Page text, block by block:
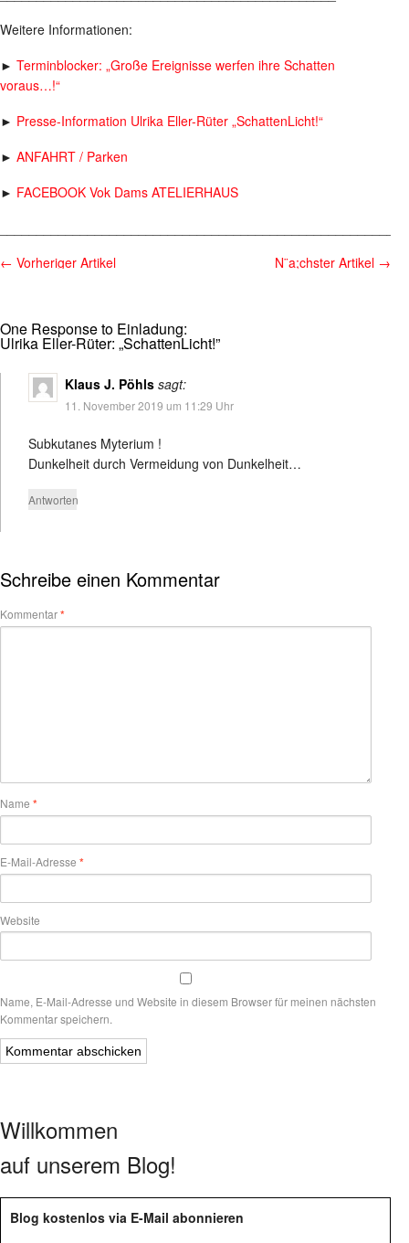
Weitere Informationen:
► Terminblocker: „Große Ereignisse werfen ihre Schatten
voraus…!“
► Presse-Information Ulrika Eller-Rüter „SchattenLicht!“
► ANFAHRT / Parken
► FACEBOOK Vok Dams ATELIERHAUS
← Vorheriger Artikel N¨a;chster Artikel →
One Response to Einladung:
Ulrika Eller-Rüter: „SchattenLicht!”
Klaus J. Pöhls sagt:
11. November 2019 um 11:29 Uhr
Subkutanes Myterium !
Dunkelheit durch Vermeidung von Dunkelheit…
Antworten
Schreibe einen Kommentar
Kommentar*
Name *
E-Mail-Adresse *
Website
Name, E-Mail-Adresse und Website in diesem Browser für meinen nächsten
Kommentar speichern.
Willkommen
auf unserem Blog!
Blog kostenlos via E-Mail abonnieren